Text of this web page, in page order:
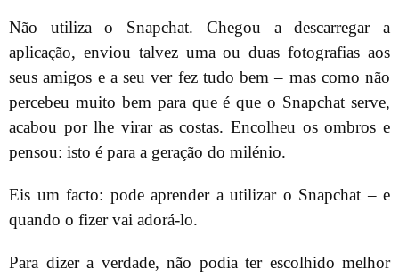
Não utiliza o Snapchat. Chegou a descarregar a
aplicação, enviou talvez uma ou duas fotografias aos
seus amigos e a seu ver fez tudo bem – mas como não
percebeu muito bem para que é que o Snapchat serve,
acabou por lhe virar as costas. Encolheu os ombros e
pensou: isto é para a geração do milénio.
Eis um facto: pode aprender a utilizar o Snapchat – e
quando o fizer vai adorá-lo.
Para dizer a verdade, não podia ter escolhido melhor